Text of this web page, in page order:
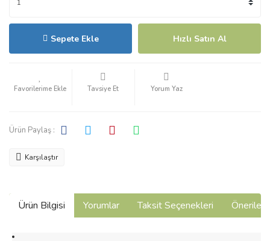
Sepete Ekle Hızlı Satın Al
Tavsiye Et Yorum Yaz
Ürün Paylaş :
Karşılaştır
Ürün Bilgisi Yorumlar Taksit Seçenekleri